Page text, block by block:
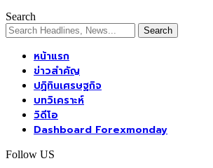
Search
หน้าแรก
ข่าวสำคัญ
ปฏิทินเศรษฐกิจ
บทวิเคราะห์
วิดีโอ
Dashboard Forexmonday
Follow US